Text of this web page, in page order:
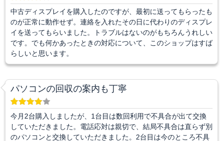
中古ディスプレイを購入したのですが、最初に送ってもらったも
のが正常に動作せず。連絡を入れたその日に代わりのディスプレ
イを送ってもらいました。トラブルはないのがもちろんうれしい
です。でも何かあったときの対応について、このショップはすば
らしいと思います。
パソコンの回収の案内も丁寧
今月2台購入しましたが、1台目は数回利用で不具合が出て交換
していただきました。電話応対は親切で、結局不具合は直らず別
のパソコンと交換していただきました。2台目は今のところ不具